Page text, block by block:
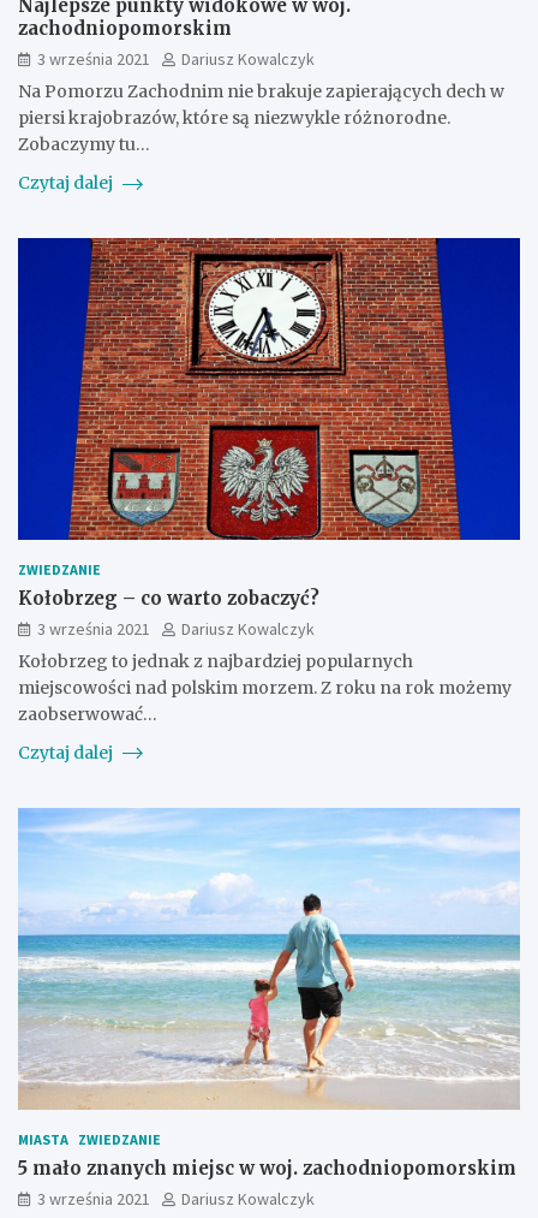
Najlepsze punkty widokowe w woj.
zachodniopomorskim
3 września 2021
Dariusz Kowalczyk
Na Pomorzu Zachodnim nie brakuje zapierających dech w
piersi krajobrazów, które są niezwykle różnorodne.
Zobaczymy tu…
Czytaj dalej
ZWIEDZANIE
Kołobrzeg – co warto zobaczyć?
3 września 2021
Dariusz Kowalczyk
Kołobrzeg to jednak z najbardziej popularnych
miejscowości nad polskim morzem. Z roku na rok możemy
zaobserwować…
Czytaj dalej
MIASTA ZWIEDZANIE
5 mało znanych miejsc w woj. zachodniopomorskim
3 września 2021
Dariusz Kowalczyk